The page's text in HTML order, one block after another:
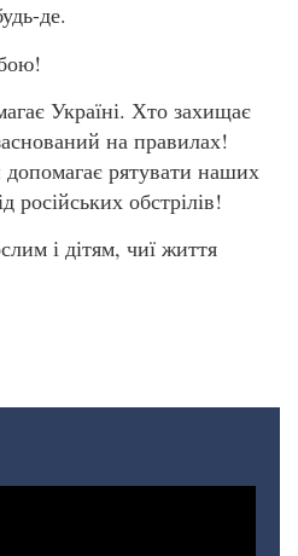
де.
Україні. Хто захищає
на правилах!
рятувати наших
російських обстрілів!
і дітям, чиї життя